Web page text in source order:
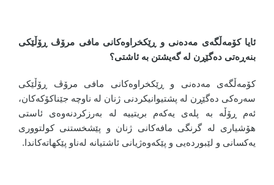
ئایا کۆمەڵگەی مەدەنی و ڕێکخراوەکانی مافی مرۆڤ ڕۆڵێکی
بنەڕەتی دەگێڕن لە گەیشتن بە ئاشتی؟
کۆمەڵگەی مەدەنی و ڕێکخراوەکانی مافی مرۆڤ ڕۆڵێکی
سەرەکی دەگێڕن لە پشتیوانیکردنی ژنان لە ناوچە جێناکۆکەکان،
ئەم ڕۆڵە بە پلەی یەکەم بریتییە لە بەرزکردنەوەی ئاستی
هۆشیاری لە گرنگی مافەکانی ژنان و پێشخستنی کولتووری
یەکسانی و لێبوردەیی و پێکەوەژیانی ئاشتیانە لەناو پێکهاتەکاندا.